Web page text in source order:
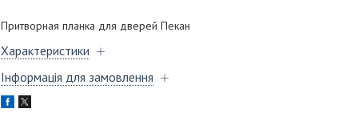
Притворная планка для дверей Пекан
Характеристики
Інформація для замовлення